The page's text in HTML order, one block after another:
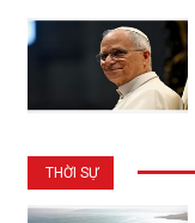
THỜI SỰ